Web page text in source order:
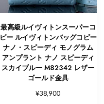
最高級ルイヴィトンスーパーコ
ピー ルイヴィトンバッグコピー
ナノ・スピーディ モノグラム
アンプラント ナノ スピーディ
スカイブルー M82342 レザー
ゴールド金具
¥38,900